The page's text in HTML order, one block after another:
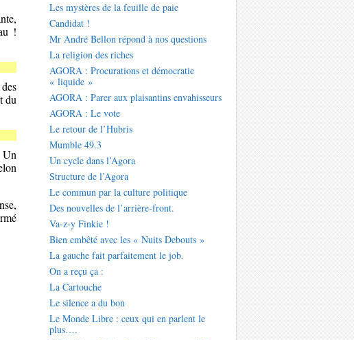
!
du
Un
Les mystères de la feuille de paie
Candidat !
Mr André Bellon répond à nos questions
La religion des riches
AGORA : Procurations et démocratie
« liquide »
AGORA : Parer aux plaisantins envahisseurs
AGORA : Le vote
Le retour de l’Hubris
Mumble 49.3
Un cycle dans l’Agora
Structure de l’Agora
Le commun par la culture politique
Des nouvelles de l’arrière-front.
Va-z-y Finkie !
Bien embêté avec les « Nuits Debouts »
La gauche fait parfaitement le job.
On a reçu ça :
La Cartouche
Le silence a du bon
Le Monde Libre : ceux qui en parlent le
plus….